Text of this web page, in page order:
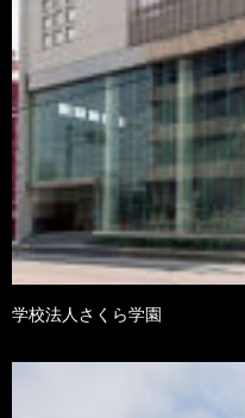
学校法人さくら学園